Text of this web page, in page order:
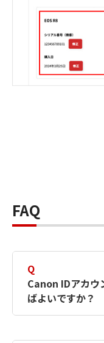
FAQ
Q
Canon IDアカウ
ばよいですか？